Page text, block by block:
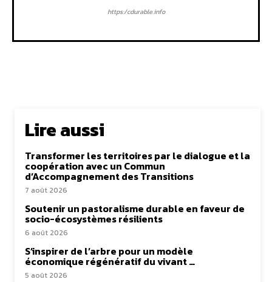
https:/cdurable.info
Lire aussi
Transformer les territoires par le dialogue et la
coopération avec un Commun
d’Accompagnement des Transitions
7 août 2026
Soutenir un pastoralisme durable en faveur de
socio-écosystèmes résilients
6 août 2026
S’inspirer de l’arbre pour un modèle
économique régénératif du vivant …
5 août 2026